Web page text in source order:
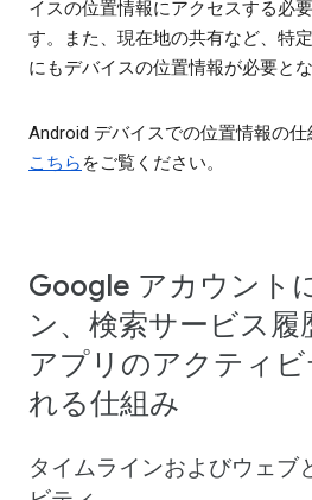
イスの位置情報にアクセスする必
す。また、現在地の共有など、特
にもデバイスの位置情報が必要とな
Android デバイスでの位置情報の仕
こちら をご覧ください。
Google アカウント
ン、検索サービス履
アプリのアクティビ
れる仕組み
タイムラインおよびウェブ